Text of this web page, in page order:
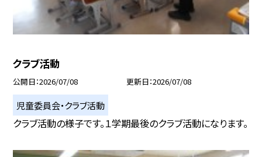
クラブ活動
公開日 2026/07/08 更新日 2026/07/08
児童委員会・クラブ活動
クラブ活動の様子です。１学期最後のクラブ活動になります。